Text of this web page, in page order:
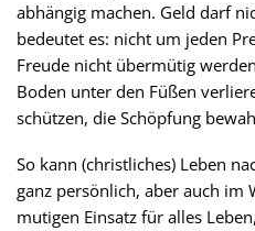
abhängig machen. Geld darf
bedeutet es: nicht um jeden
Freude nicht übermütig
Boden unter den Füßen
schützen, die Schöpfung
So kann (christliches) Leben
ganz persönlich, aber auch im
mutigen Einsatz für alles